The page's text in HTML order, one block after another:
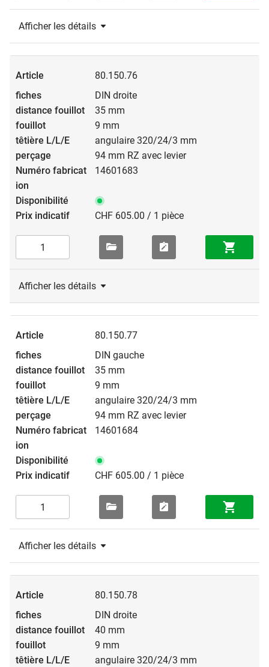
Afficher les détails
80.150.76
DIN droite
35 mm
9 mm
angulaire 320/24/3 mm
94 mm RZ avec levier
14601683
CHF 605.00 / 1 pièce
Afficher les détails
80.150.77
DIN gauche
35 mm
9 mm
angulaire 320/24/3 mm
94 mm RZ avec levier
14601684
CHF 605.00 / 1 pièce
Afficher les détails
80.150.78
DIN droite
40 mm
9 mm
angulaire 320/24/3 mm